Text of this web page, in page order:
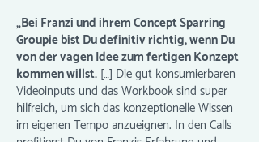
„Bei Franzi und ihrem Concept Sparring
Groupie bist Du definitiv richtig, wenn Du
von der vagen Idee zum fertigen Konzept
kommen willst. […] Die gut konsumierbaren
Videoinputs und das Workbook sind super
hilfreich, um sich das konzeptionelle Wissen
im eigenen Tempo anzueignen. In den Calls